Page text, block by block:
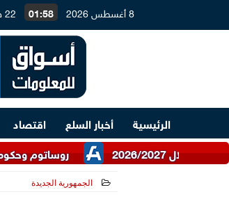
8 أغسطس 2026 01:58 22 صفر 1448
الرئيسية أخبار السلع اقتصاد
روساتوم وحكومة موسكو
الجمهورية الجديدة